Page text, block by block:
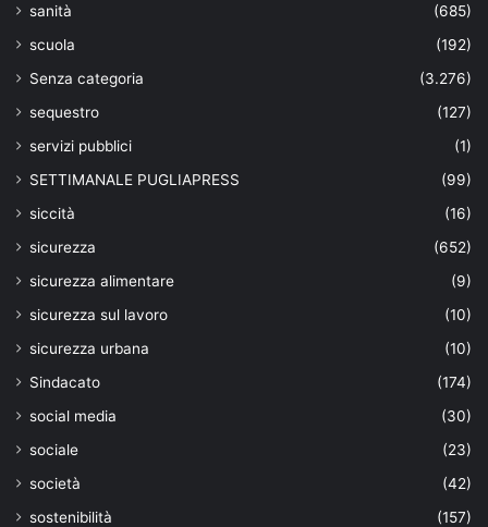
sanità
(685)
scuola
(192)
Senza categoria
(3.276)
sequestro
(127)
servizi pubblici
(1)
SETTIMANALE PUGLIAPRESS
(99)
siccità
(16)
sicurezza
(652)
sicurezza alimentare
(9)
sicurezza sul lavoro
(10)
sicurezza urbana
(10)
Sindacato
(174)
social media
(30)
sociale
(23)
società
(42)
sostenibilità
(157)